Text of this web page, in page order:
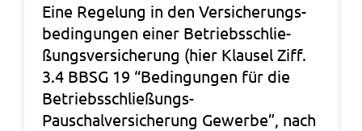
Eine Rege­lung in den Ver­si­che­rungs­
be­din­gun­gen einer Betriebs­schlie­
ßungs­ver­si­che­rung (hier Klau­sel Ziff.
3.4 BBSG 19 “Bedin­gun­gen für die
Betriebsschließungs-
Pauschalversicherung Gewer­be”, nach